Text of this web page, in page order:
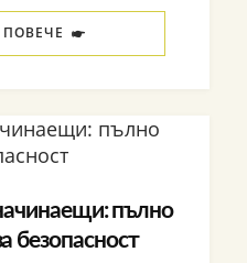
ПОВЕЧЕ
пълно
безопасност